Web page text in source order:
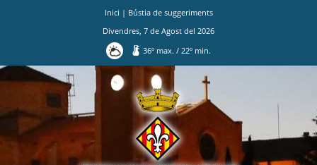
Inici | Bústia de suggeriments
Divendres 7 de Agost del 2026
36º max./ 22º min.